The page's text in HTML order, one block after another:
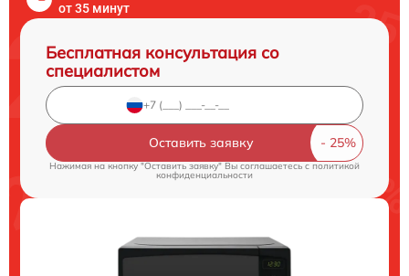
от 35 минут
Бесплатная консультация со
специалистом
Оставить заявку
Нажимая на кнопку "Оставить заявку" Вы соглашаетесь cполитикой
конфиденциальности